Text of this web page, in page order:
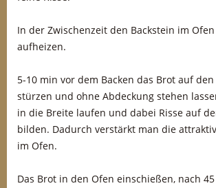
In der Zwischenzeit den Backstein im Ofen
aufheizen.
5-10 min vor dem Backen das Brot auf
stürzen und ohne Abdeckung stehen
in die Breite laufen und dabei Risse auf
bilden. Dadurch verstärkt man die
im Ofen.
Das Brot in den Ofen einschießen, nach